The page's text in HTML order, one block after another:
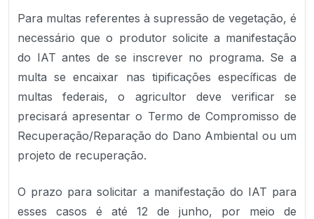
Para multas referentes à supressão de vegetação, é
necessário que o produtor solicite a manifestação
do IAT antes de se inscrever no programa. Se a
multa se encaixar nas tipificações específicas de
multas federais, o agricultor deve verificar se
precisará apresentar o Termo de Compromisso de
Recuperação/Reparação do Dano Ambiental ou um
projeto de recuperação.
O prazo para solicitar a manifestação do IAT para
esses casos é até 12 de junho, por meio de